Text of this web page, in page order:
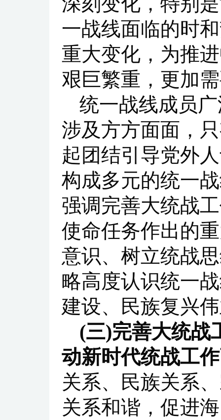
一战线面临的时
重大变化，为推
艰巨繁重，更加
统一战线成员
涉及方方面面，
起团结引导党外
构成多元的统一
强调完善大统战
使命任务作出的
意识、树立统战
略高度认识统一
建设、民族复兴
(三)完善大统战
动新时代统战工
关系、民族关系
关系和谐，促进